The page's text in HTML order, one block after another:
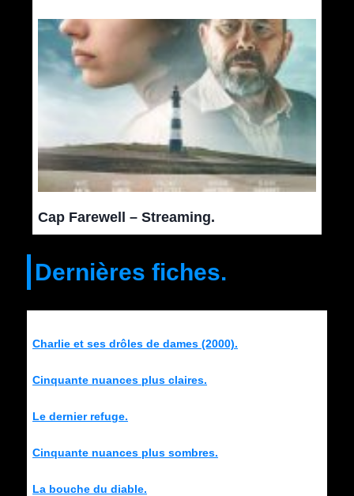
Cap Farewell – Streaming.
Dernières fiches.
Charlie et ses drôles de dames (2000).
Cinquante nuances plus claires.
Le dernier refuge.
Cinquante nuances plus sombres.
La bouche du diable.